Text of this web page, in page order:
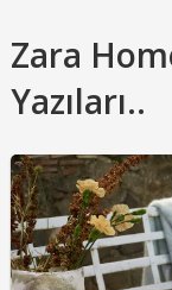
Zara
Yazıları..